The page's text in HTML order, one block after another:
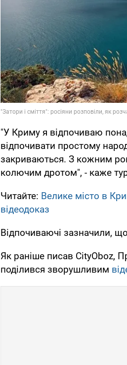
"У Криму я відпочиваю
відпочивати простому
закриваються. З кожним
колючим дротом", - каже
Читайте: Велике місто в
відеодоказ
Відпочиваючі зазначили,
Як раніше писав CityOboz,
поділився зворушливим